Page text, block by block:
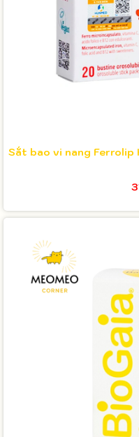
Sắt bao vi nang